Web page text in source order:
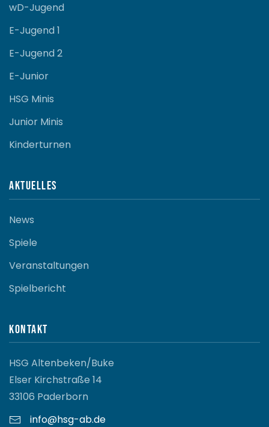
wD-Jugend
E-Jugend 1
E-Jugend 2
E-Junior
HSG Minis
Junior Minis
Kinderturnen
Aktuelles
News
Spiele
Veranstaltungen
Spielbericht
Kontakt
HSG Altenbeken/Buke
Elser Kirchstraße 14
33106 Paderborn
info@hsg-ab.de